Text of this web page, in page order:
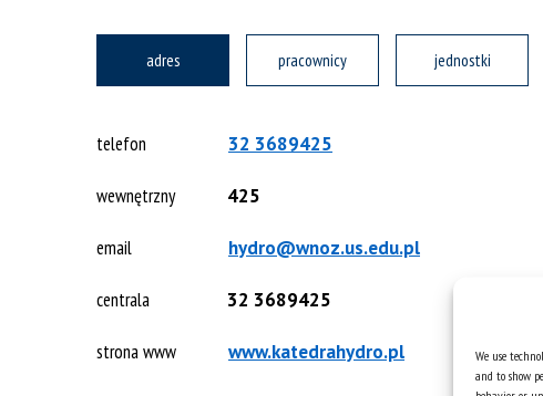
We use
and to show
adres pracownicy jednostki
telefon 32 3689425
wewnętrzny 425
email hydro@wnoz.us.edu.pl
centrala 32 3689425
strona www www.katedrahydro.pl